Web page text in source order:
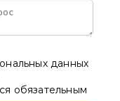
данных
обязательным